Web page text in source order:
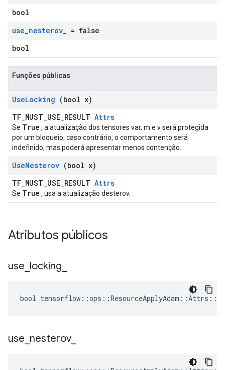
bool
use_nesterov_ = false
bool
Funções públicas
UseLocking (bool x)
TF_MUST_USE_RESULT Attrs
Se True , a atualização dos tensores var, m e v será protegida
por um bloqueio; caso contrário, o comportamento será
indefinido, mas poderá apresentar menos contenção.
UseNesterov (bool x)
TF_MUST_USE_RESULT Attrs
Se True , usa a atualização desterov.
Atributos públicos
use locking
bool
use nesterov_